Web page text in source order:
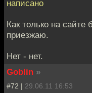
написано
Как только на сайте
приезжаю.
Нет - нет.
Goblin »
#72 | 29.06.11 16:53